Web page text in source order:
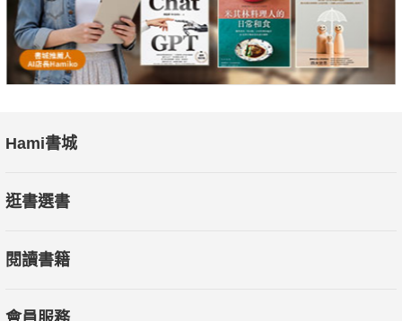
「正念瑜伽伸展」。
◆４２個圖表釐清正念概念與態度，精準掌握正念精神並活
用在日常生活中。
◆隨文附全書各項練習音檔QR CODE，從45分鐘正式練習
行正念練習。
◆提高快樂與健康指數【正念瑜伽練習】：身心失聯，讓我
利，還給自己。
新意的生活，轉變成「好像不確定喔」好奇開放、處處新鮮的豐
Hami書城
逛書選書
閱讀書籍